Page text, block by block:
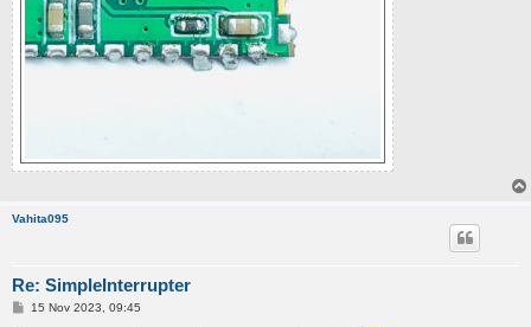
Vahita095
Re: SimpleInterrupter
P15 Nov 2023, 09:45